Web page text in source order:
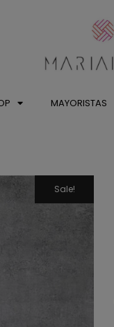
MAYORISTAS
Sale!